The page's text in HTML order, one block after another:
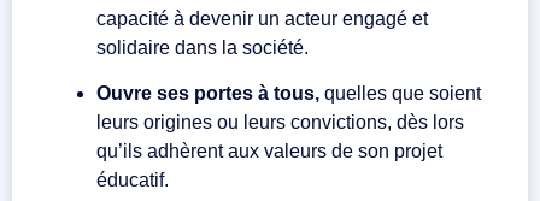
capacité à devenir un acteur engagé et
solidaire dans la société.
Ouvre ses portes à tous, quelles que soient
leurs origines ou leurs convictions, dès lors
qu’ils adhèrent aux valeurs de son projet
éducatif.